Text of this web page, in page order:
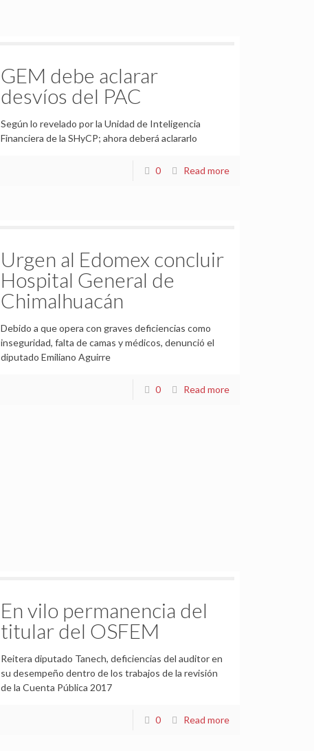
GEM debe aclarar
desvíos del PAC
Según lo revelado por la Unidad de Inteligencia
Financiera de la SHyCP; ahora deberá aclararlo
0 Read more
Urgen al Edomex concluir
Hospital General de
Chimalhuacán
Debido a que opera con graves deficiencias como
inseguridad, falta de camas y médicos, denunció el
diputado Emiliano Aguirre
0 Read more
En vilo permanencia del
titular del OSFEM
Reitera diputado Tanech, deficiencias del auditor en
su desempeño dentro de los trabajos de la revisión
de la Cuenta Pública 2017
0 Read more